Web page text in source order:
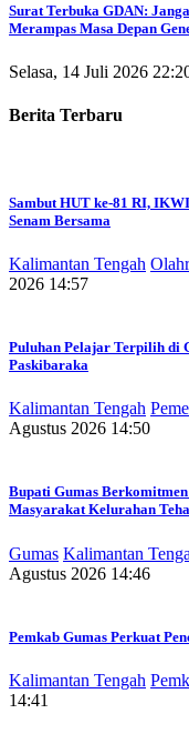
Surat Terbuka GDAN:
Merampas Masa Depan
Selasa, 14 Juli 2026
Berita Terbaru
Sambut HUT ke-81 RI,
Senam Bersama
Kalimantan Tengah
2026 14:57
Puluhan Pelajar Terpilih di
Paskibaraka
Kalimantan Tengah
Agustus 2026 14:50
Bupati Gumas
Masyarakat Kelurahan
Gumas Kalimantan
Agustus 2026 14:46
Pemkab Gumas Perkuat
Kalimantan Tengah
14:41